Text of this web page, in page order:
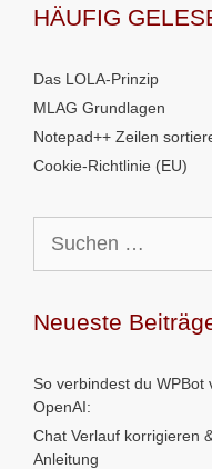
HÄUFIG
Das LOLA-Prinzip
MLAG Grundlagen
Notepad++ Zeilen
Cookie-Richtlinie (EU)
nach:
Neueste
So verbindest du
OpenAI:
Chat Verlauf korrigieren
Anleitung